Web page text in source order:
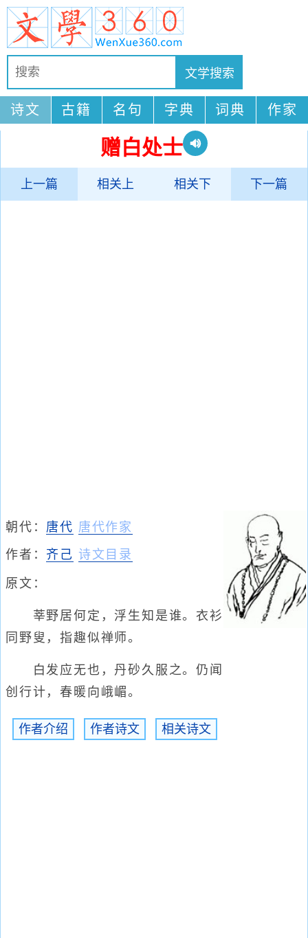
诗文 古籍 名句 字典 词典 作家
赠白处士
上一篇 相关上 相关下 下一篇
朝代： 唐代 唐代作家
作者： 齐己 诗文目录
原文：
莘野居何定，浮生知是谁。衣衫
同野叟，指趣似禅师。
白发应无也，丹砂久服之。仍闻
创行计，春暖向峨嵋。
作者介绍 作者诗文 相关诗文